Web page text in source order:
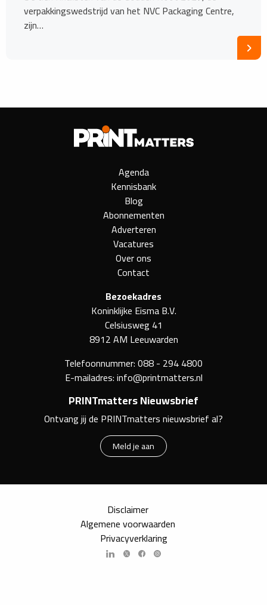
verpakkingswedstrijd van het NVC Packaging Centre,
zijn…
Agenda
Kennisbank
Blog
Abonnementen
Adverteren
Vacatures
Over ons
Contact
Bezoekadres
Koninklijke Eisma B.V.
Celsiusweg 41
8912 AM Leeuwarden
Telefoonnummer:088 - 294 4800
E-mailadres:info@printmatters.nl
PRINTmatters Nieuwsbrief
Ontvang jij de PRINTmatters nieuwsbrief al?
Meld je aan
Disclaimer
Algemene voorwaarden
Privacyverklaring